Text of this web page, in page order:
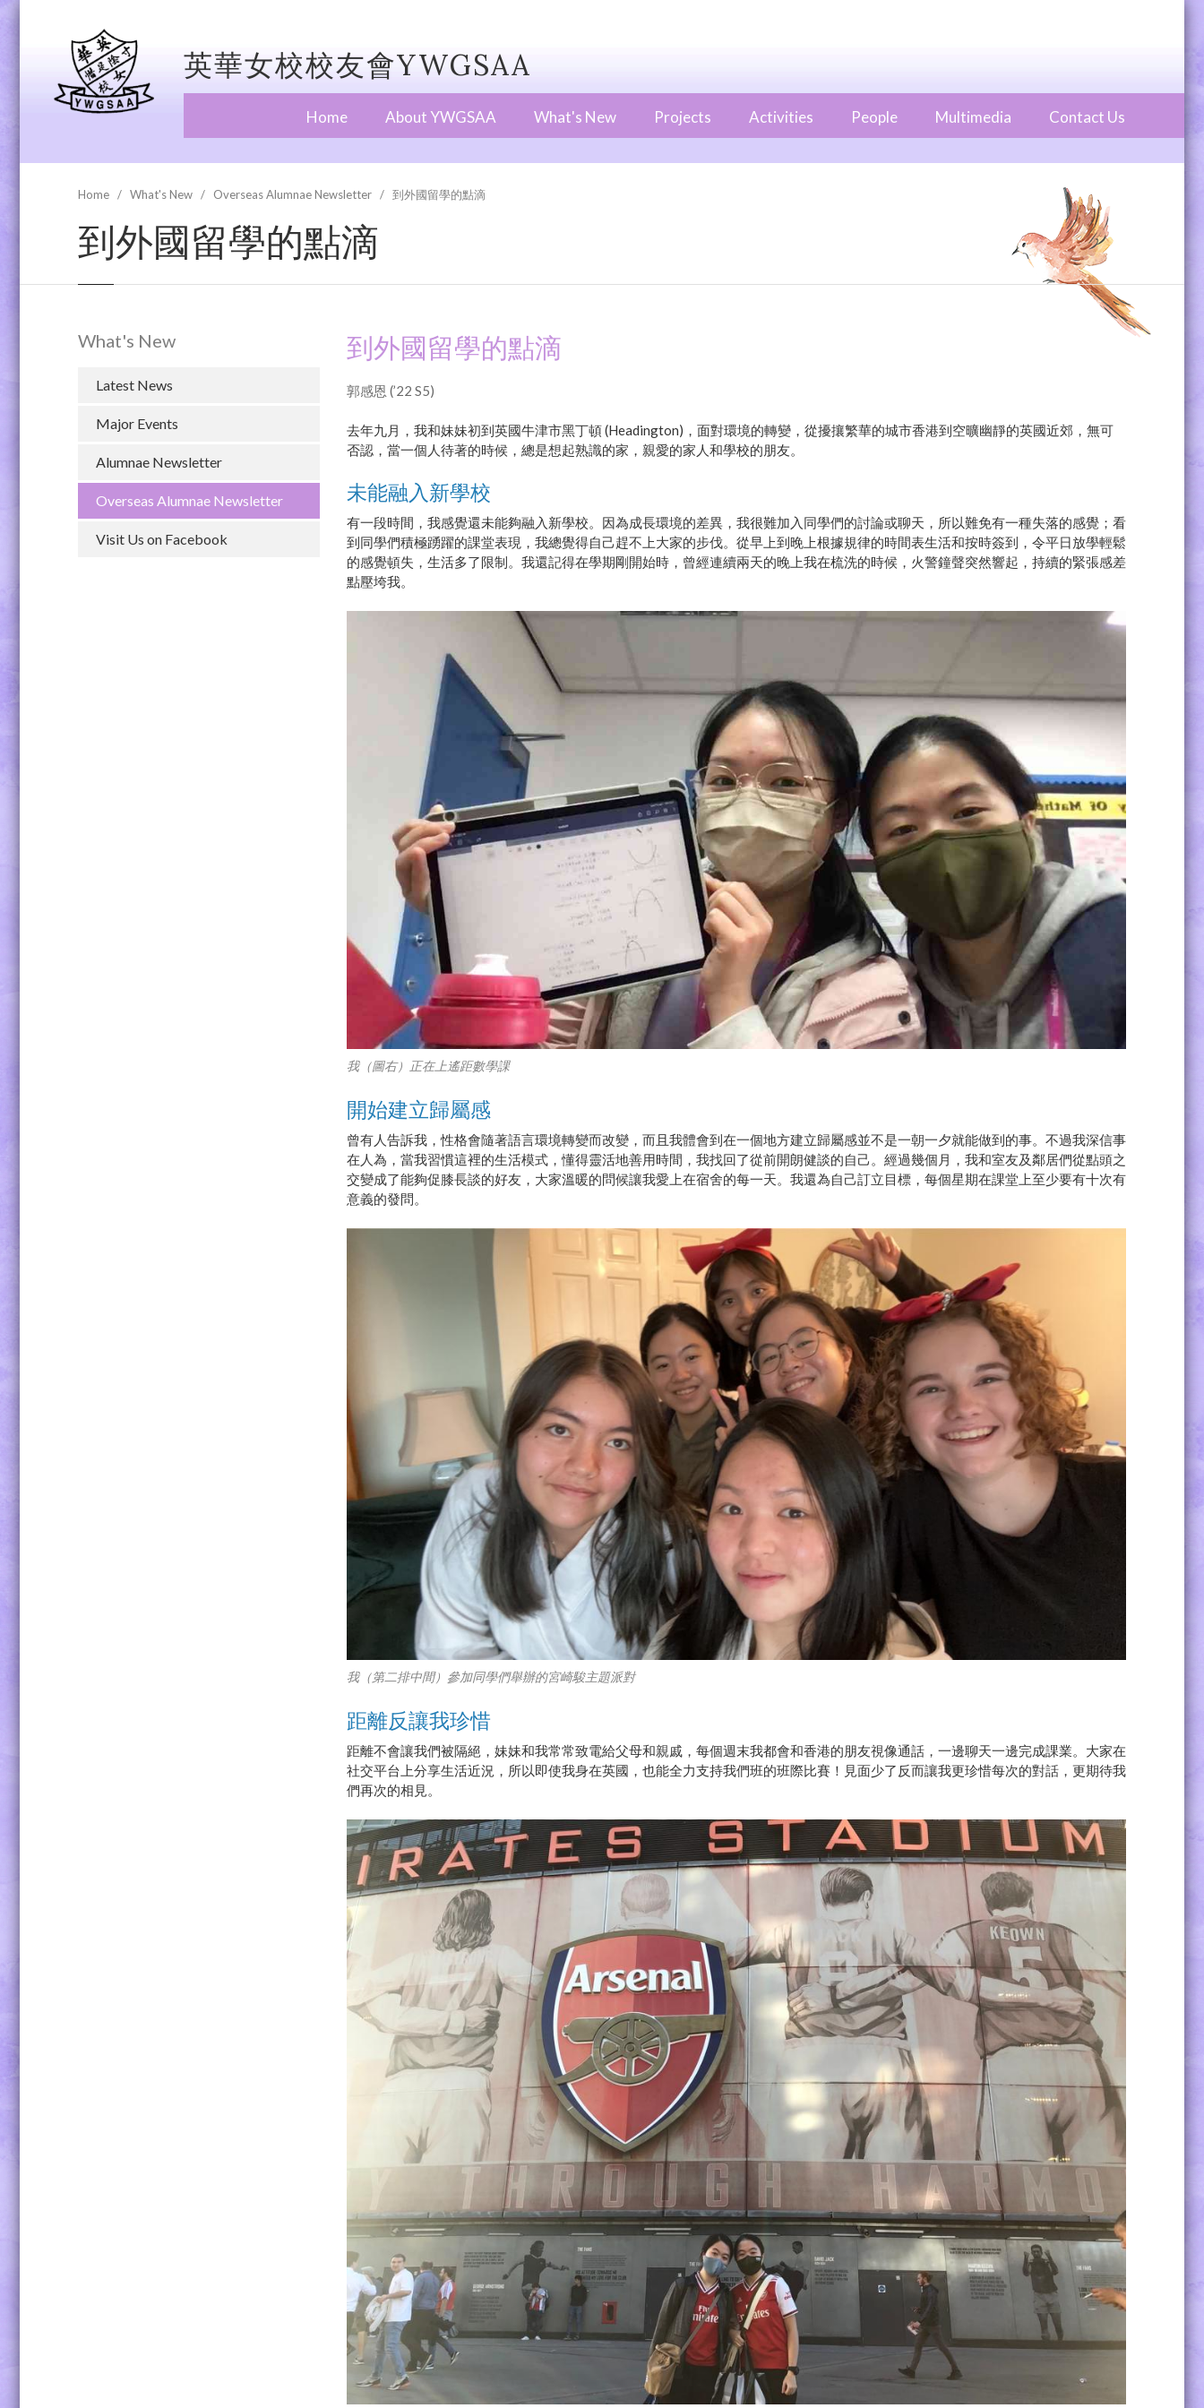
英華女校校友會YWGSAA
Home About YWGSAA What's New Projects Activities People Multimedia Contact Us
Home What's New Overseas Alumnae Newsletter 到外國留學的點滴
到外國留學的點滴
What's New
Latest News
Major Events
Alumnae Newsletter
Overseas Alumnae Newsletter
Visit Us on Facebook
到外國留學的點滴
郭感恩 (’22 S5)
去年九月，我和妹妹初到英國牛津市黑丁頓 (Headington)，面對環境的轉變，從擾攘繁華的城市香港到空曠幽靜的英國近郊，無可
否認，當一個人待著的時候，總是想起熟識的家，親愛的家人和學校的朋友。
未能融入新學校
有一段時間，我感覺還未能夠融入新學校。因為成長環境的差異，我很難加入同學們的討論或聊天，所以難免有一種失落的感覺；看
到同學們積極踴躍的課堂表現，我總覺得自己趕不上大家的步伐。從早上到晚上根據規律的時間表生活和按時簽到，令平日放學輕鬆
的感覺頓失，生活多了限制。我還記得在學期剛開始時，曾經連續兩天的晚上我在梳洗的時候，火警鐘聲突然響起，持續的緊張感差
點壓垮我。
我（圖右）正在上遙距數學課
開始建立歸屬感
曾有人告訴我，性格會隨著語言環境轉變而改變，而且我體會到在一個地方建立歸屬感並不是一朝一夕就能做到的事。不過我深信事
在人為，當我習慣這裡的生活模式，懂得靈活地善用時間，我找回了從前開朗健談的自己。經過幾個月，我和室友及鄰居們從點頭之
交變成了能夠促膝長談的好友，大家溫暖的問候讓我愛上在宿舍的每一天。我還為自己訂立目標，每個星期在課堂上至少要有十次有
意義的發問。
我（第二排中間）參加同學們舉辦的宮崎駿主題派對
距離反讓我珍惜
距離不會讓我們被隔絕，妹妹和我常常致電給父母和親戚，每個週末我都會和香港的朋友視像通話，一邊聊天一邊完成課業。大家在
社交平台上分享生活近況，所以即使我身在英國，也能全力支持我們班的班際比賽！見面少了反而讓我更珍惜每次的對話，更期待我
們再次的相見。